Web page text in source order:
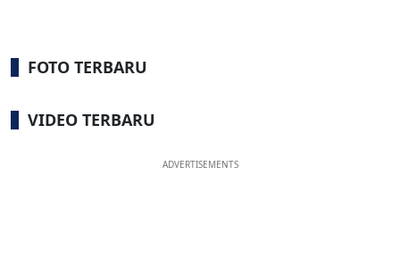
FOTO TERBARU
VIDEO TERBARU
ADVERTISEMENTS